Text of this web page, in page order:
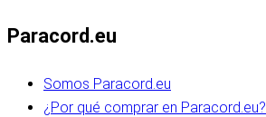
Paracord.eu
Somos Paracord.eu
¿Por qué comprar en Paracord.eu?